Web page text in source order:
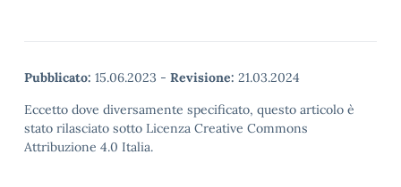
Pubblicato: 15.06.2023 - Revisione: 21.03.2024
Eccetto dove diversamente specificato, questo articolo è
stato rilasciato sotto Licenza Creative Commons
Attribuzione 4.0 Italia.